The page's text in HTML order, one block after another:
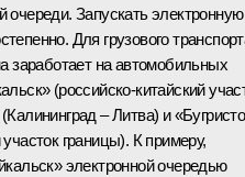
очереди. Запускать электронную
Для грузового
заработает на автомобильных
(российско-китайский
– Литва) и
границы). К примеру,
электронной очередью